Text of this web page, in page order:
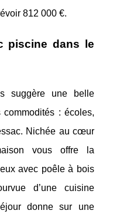
812 000 €.
piscine dans le
suggère une belle
: écoles,
Nichée au cœur
vous offre la
avec poêle à bois
d’une cuisine
donne sur une